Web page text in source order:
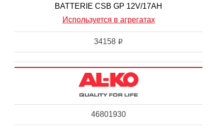
BATTERIE CSB GP 12V/17AH
Используется в агрегатах
34158 i
46801930